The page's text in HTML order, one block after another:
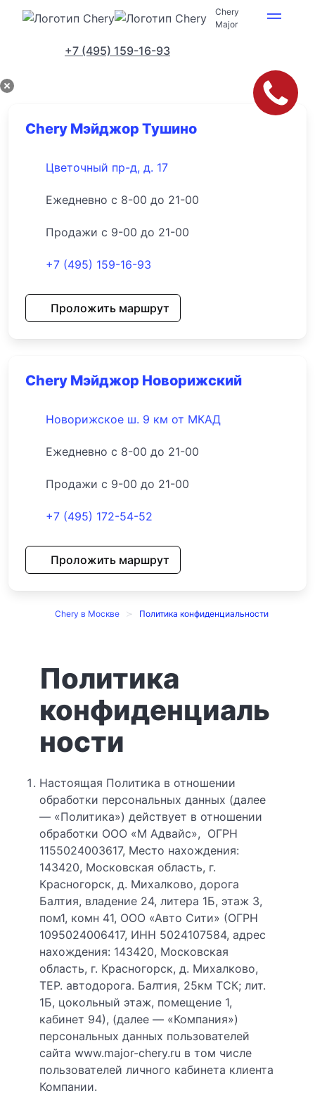
Chery
Major
+7 (495) 159-16-93
Адреса салонов
Chery Мэйджор Тушино
Цветочный пр-д, д. 17
Ежедневно с 8-00 до 21-00
Продажи с 9-00 до 21-00
+7 (495) 159-16-93
Проложить маршрут
Chery Мэйджор Новорижский
Новорижское ш. 9 км от МКАД
Ежедневно с 8-00 до 21-00
Продажи с 9-00 до 21-00
+7 (495) 172-54-52
Проложить маршрут
Chery в Москве Политика конфиденциальности
Политика
конфиденциаль
ности
Настоящая Политика в отношении
обработки персональных данных (далее
— «Политика») действует в отношении
обработки ООО «М Адвайс», ОГРН
1155024003617, Место нахождения:
143420, Московская область, г.
Красногорск, д. Михалково, дорога
Балтия, владение 24, литера 1Б, этаж 3,
пом1, комн 41, ООО «Авто Сити» (ОГРН
1095024006417, ИНН 5024107584, адрес
нахождения: 143420, Московская
область, г. Красногорск, д. Михалково,
ТЕР. автодорога. Балтия, 25км ТСК; лит.
1Б, цокольный этаж, помещение 1,
кабинет 94), (далее — «Компания»)
персональных данных пользователей
сайта www.major-chery.ru в том числе
пользователей личного кабинета клиента
Компании.